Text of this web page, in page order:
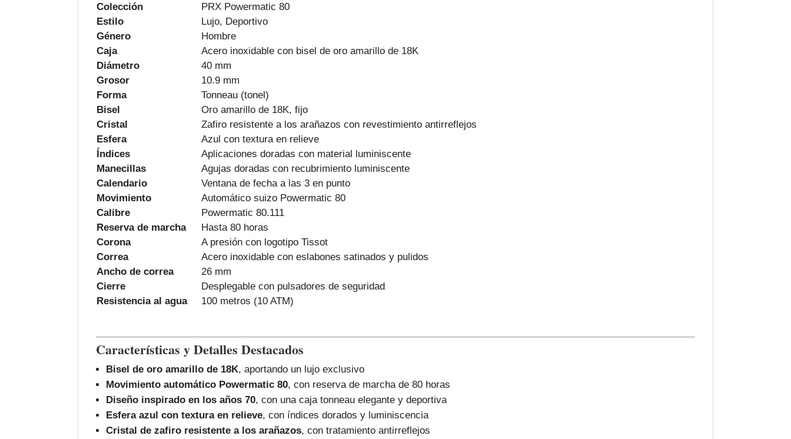
Colección
PRX Powermatic 80
Estilo
Lujo, Deportivo
Género
Hombre
Caja
Acero inoxidable con bisel de oro amarillo de 18K
Diámetro
40 mm
Grosor
10.9 mm
Forma
Tonneau (tonel)
Bisel
Oro amarillo de 18K, fijo
Cristal
Zafiro resistente a los arañazos con revestimiento antirreflejos
Esfera
Azul con textura en relieve
Índices
Aplicaciones doradas con material luminiscente
Manecillas
Agujas doradas con recubrimiento luminiscente
Calendario
Ventana de fecha a las 3 en punto
Movimiento
Automático suizo Powermatic 80
Calibre
Powermatic 80.111
Reserva de marcha
Hasta 80 horas
Corona
A presión con logotipo Tissot
Correa
Acero inoxidable con eslabones satinados y pulidos
Ancho de correa
26 mm
Cierre
Desplegable con pulsadores de seguridad
Resistencia al agua
100 metros (10 ATM)
Características y Detalles Destacados
Bisel de oro amarillo de 18K, aportando un lujo exclusivo
Movimiento automático Powermatic 80, con reserva de marcha de 80 horas
Diseño inspirado en los años 70, con una caja tonneau elegante y deportiva
Esfera azul con textura en relieve, con índices dorados y luminiscencia
Cristal de zafiro resistente a los arañazos, con tratamiento antirreflejos